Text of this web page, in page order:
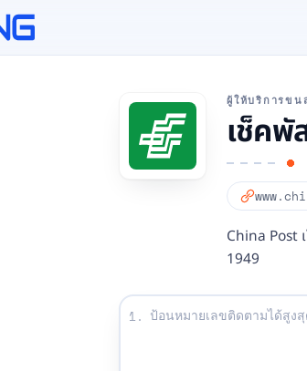
ผู้ให้บริการขน
เช็คพั
China Post
1949
ป้อนหมายเลขติดตามของคุณ:
1.